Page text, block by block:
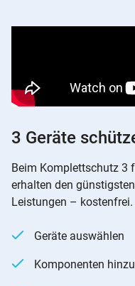
3 Geräte
Beim Komplettschutz 3
erhalten den
Leistungen – kostenfrei.
Geräte auswählen
Komponenten